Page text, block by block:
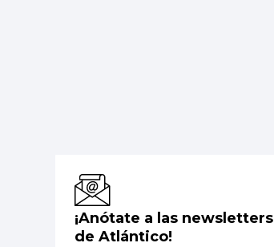
¡Anótate a las newsletters
de Atlántico!